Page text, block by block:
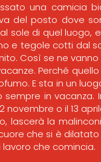
una camicia
del posto dove
sole di quel luogo,
e tegole cotti dal
Così se ne
Perché
E sta in un
in vacanza.
novembre o il 13
lascerà la
che si è
lavoro che comincia.